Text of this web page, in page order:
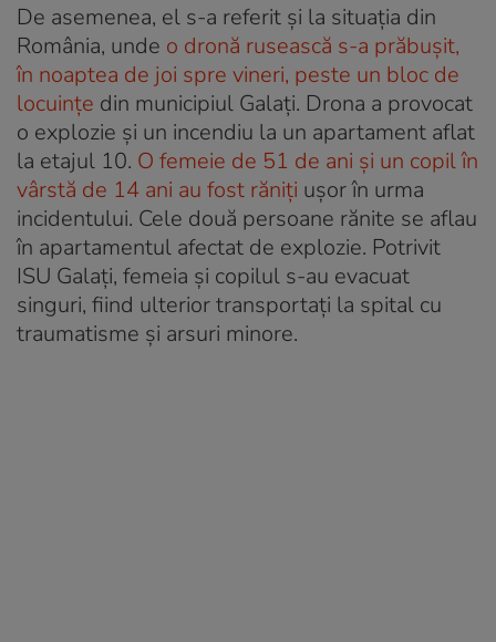
De asemenea, el s-a referit și la situația din
România, unde o dronă rusească s-a prăbușit,
în noaptea de joi spre vineri, peste un bloc de
locuințe din municipiul Galați. Drona a provocat
o explozie și un incendiu la un apartament aflat
la etajul 10. O femeie de 51 de ani și un copil în
vârstă de 14 ani au fost răniți ușor în urma
incidentului. Cele două persoane rănite se aflau
în apartamentul afectat de explozie. Potrivit
ISU Galați, femeia și copilul s-au evacuat
singuri, fiind ulterior transportați la spital cu
traumatisme și arsuri minore.